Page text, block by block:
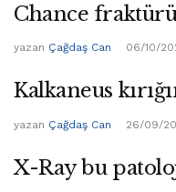
Chance
yazan Çağdaş Can 06/10/
Kalkaneus
yazan Çağdaş Can 26/09/
X-Ray bu